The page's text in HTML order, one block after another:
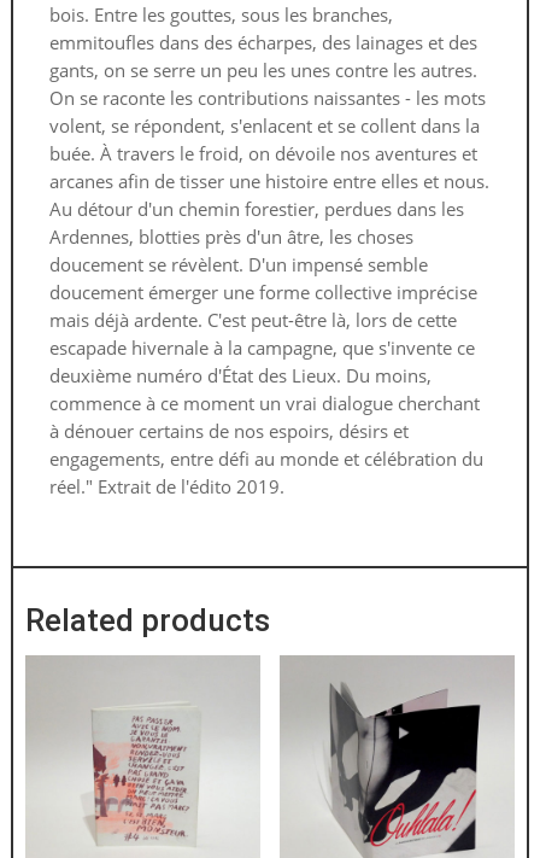
bois. Entre les gouttes, sous les branches,
emmitoufles dans des écharpes, des lainages et des
gants, on se serre un peu les unes contre les autres.
On se raconte les contributions naissantes - les mots
volent, se répondent, s'enlacent et se collent dans la
buée. À travers le froid, on dévoile nos aventures et
arcanes afin de tisser une histoire entre elles et nous.
Au détour d'un chemin forestier, perdues dans les
Ardennes, blotties près d'un âtre, les choses
doucement se révèlent. D'un impensé semble
doucement émerger une forme collective imprécise
mais déjà ardente. C'est peut-être là, lors de cette
escapade hivernale à la campagne, que s'invente ce
deuxième numéro d'État des Lieux. Du moins,
commence à ce moment un vrai dialogue cherchant
à dénouer certains de nos espoirs, désirs et
engagements, entre défi au monde et célébration du
réel." Extrait de l'édito 2019.
Related products